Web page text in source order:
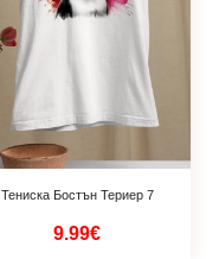
Тениска Бостън Териер 7
9.99€